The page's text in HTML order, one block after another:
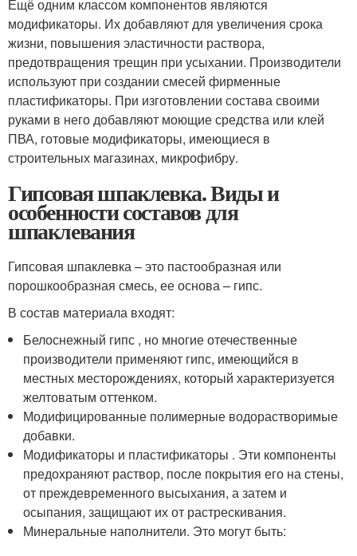
Ещё одним классом компонентов являются
модификаторы. Их добавляют для увеличения срока
жизни, повышения эластичности раствора,
предотвращения трещин при усыхании. Производители
используют при создании смесей фирменные
пластификаторы. При изготовлении состава своими
руками в него добавляют моющие средства или клей
ПВА, готовые модификаторы, имеющиеся в
строительных магазинах, микрофибру.
Гипсовая шпаклевка. Виды и
особенности составов для
шпаклевания
Гипсовая шпаклевка – это пастообразная или
порошкообразная смесь, ее основа – гипс.
В состав материала входят:
Белоснежный гипс , но многие отечественные
производители применяют гипс, имеющийся в
местных месторождениях, который характеризуется
желтоватым оттенком.
Модифицированные полимерные водорастворимые
добавки.
Модификаторы и пластификаторы . Эти компоненты
предохраняют раствор, после покрытия его на стены,
от преждевременного высыхания, а затем и
осыпания, защищают их от растрескивания.
Минеральные наполнители. Это могут быть: